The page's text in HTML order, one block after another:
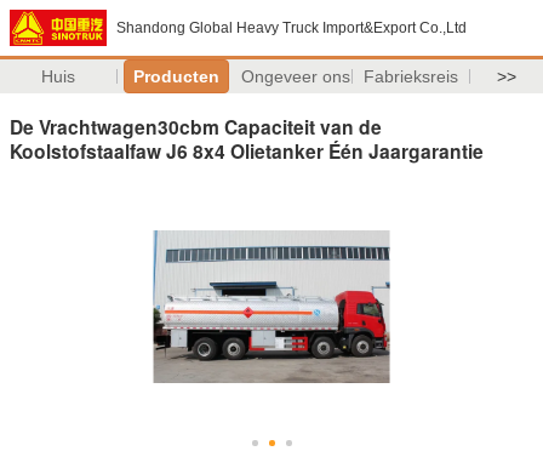
Shandong Global Heavy Truck Import&Export Co.,Ltd
Huis Producten Ongeveer ons Fabrieksreis >>
De Vrachtwagen30cbm Capaciteit van de
Koolstofstaalfaw J6 8x4 Olietanker Één Jaargarantie